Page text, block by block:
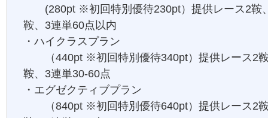
(280pt ※初回特別優待230pt）提供レース2鞍
鞍、3連単60点以内
・ハイクラスプラン
（440pt ※初回特別優待340pt）提供レース2
鞍、3連単30-60点
・エグゼクティブプラン
（840pt ※初回特別優待640pt）提供レース2